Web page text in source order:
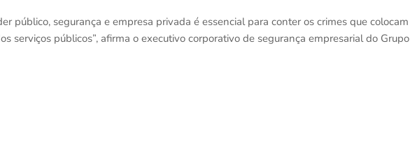
público, segurança e empresa privada é essencial para conter os crimes que colocam
serviços públicos”, afirma o executivo corporativo de segurança empresarial do Grupo